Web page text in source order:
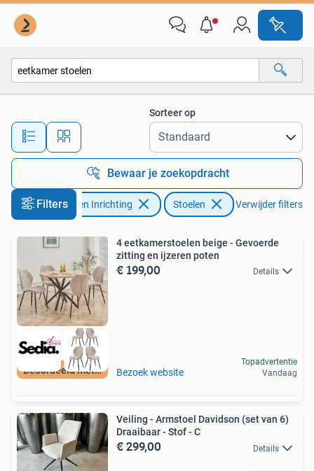
Alle afstanden…
Sorteer op
Bewaar je zoekopdracht
FiltersHuis en Inrichting Stoelen Verwijder filters
Beoordeeld met 9+
4 eetkamerstoelen beige - Gevoerde
zitting en ijzeren poten
€ 199,00 Details
Bezoek website
Topadvertentie
Vandaag
Veiling - Armstoel Davidson (set van 6)
Draaibaar - Stof - C
€ 299,00 Details